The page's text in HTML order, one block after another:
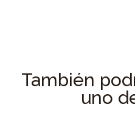
También
uno